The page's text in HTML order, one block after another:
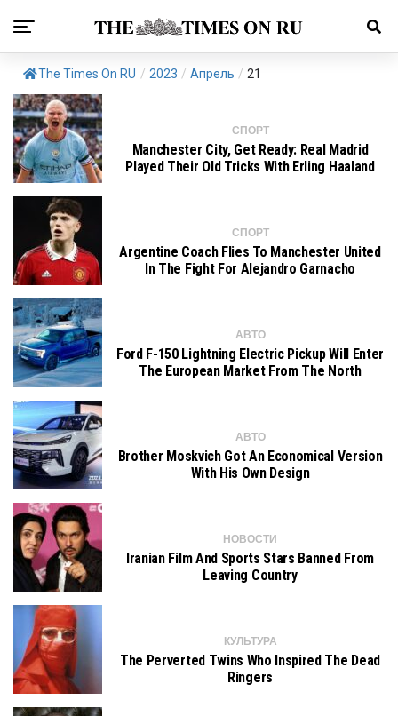
The Times On RU / 2023 / Апрель / 21
СПОРТ
Manchester City, Get Ready: Real Madrid
Played Their Old Tricks With Erling Haaland
СПОРТ
Argentine Coach Flies To Manchester United
In The Fight For Alejandro Garnacho
АВТО
Ford F-150 Lightning Electric Pickup Will Enter
The European Market From The North
АВТО
Brother Moskvich Got An Economical Version
With His Own Design
НОВОСТИ
Iranian Film And Sports Stars Banned From
Leaving Country
КУЛЬТУРА
The Perverted Twins Who Inspired The Dead
Ringers